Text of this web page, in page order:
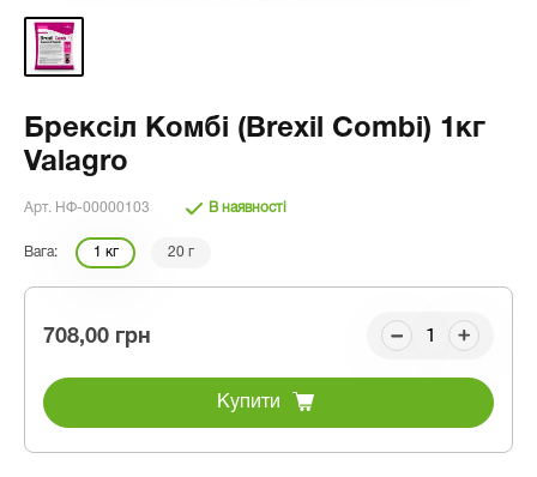
Брексіл Комбі (Brexil Combi) 1кг
Valagro
Арт. НФ-00000103 В наявності
Вага: 1 кг 20 г
708,00 грн
Купити